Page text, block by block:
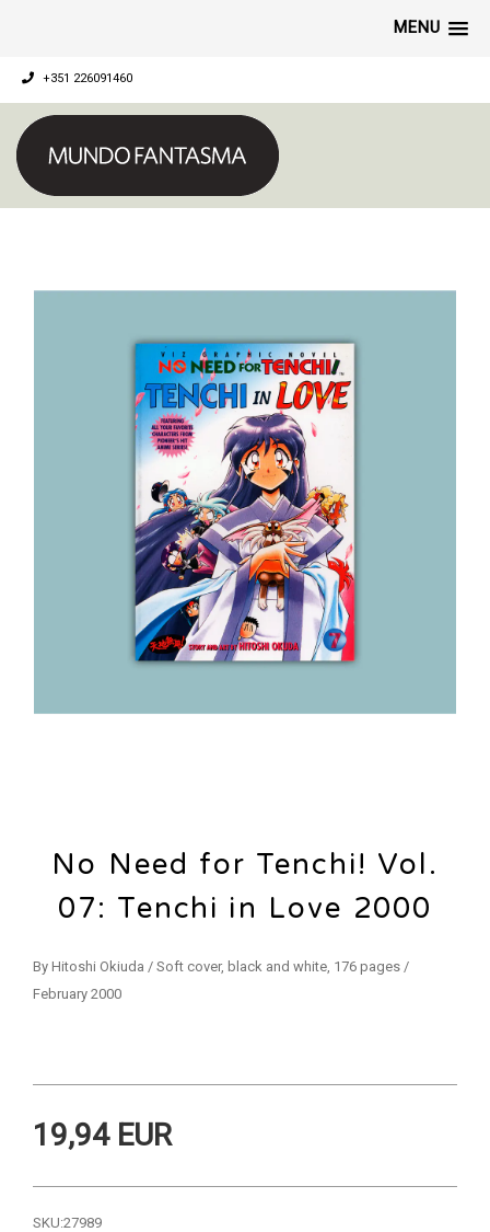
MENU
+351 226091460
No Need for Tenchi! Vol.
07: Tenchi in Love 2000
By Hitoshi Okiuda / Soft cover, black and white, 176 pages /
February 2000
19,94 EUR
SKU:27989